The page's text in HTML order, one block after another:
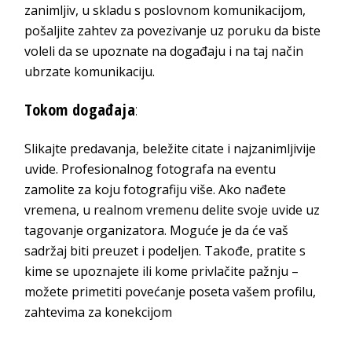
zanimljiv, u skladu s poslovnom komunikacijom,
pošaljite zahtev za povezivanje uz poruku da biste
voleli da se upoznate na događaju i na taj način
ubrzate komunikaciju.
Tokom događaja:
Slikajte predavanja, beležite citate i najzanimljivije
uvide. Profesionalnog fotografa na eventu
zamolite za koju fotografiju više. Ako nađete
vremena, u realnom vremenu delite svoje uvide uz
tagovanje organizatora. Moguće je da će vaš
sadržaj biti preuzet i podeljen. Takođe, pratite s
kime se upoznajete ili kome privlačite pažnju –
možete primetiti povećanje poseta vašem profilu,
zahtevima za konekcijom